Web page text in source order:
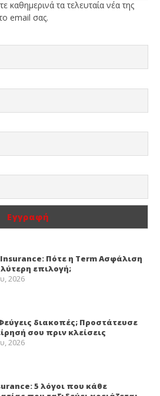
καθημερινά τα τελευταία νέα της
email σας.
Πότε η Term Ασφάλιση
επιλογή;
2026
διακοπές; Προστάτευσε
σου πριν κλείσεις
2026
5 λόγοι που κάθε